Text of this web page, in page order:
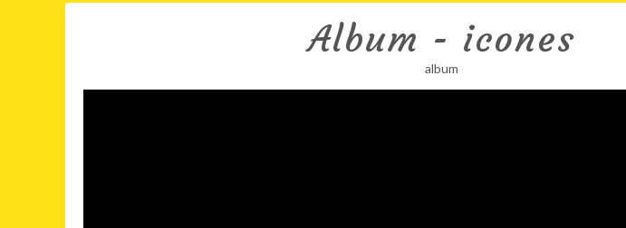
Album - icones
album